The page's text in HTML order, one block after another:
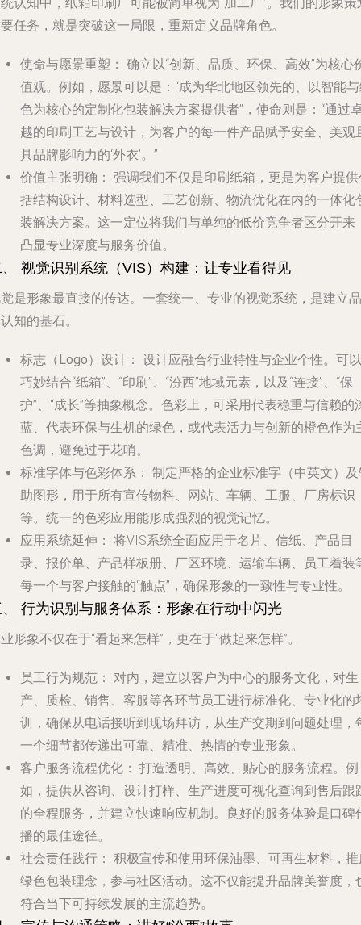
任务，就是突破这一局限，重新定义品牌角色。
使命与愿景重塑： 确立以“创新、品质、环保、高效”为核心
值观。例如，愿景可以是：“成为华北地区领先的、以智能
色为核心的定制化包装解决方案提供者”，使命则是：“通过
越的印刷工艺与设计，为客户的每一件产品赋予安全、美观
具品牌影响力的‘外衣’。”
价值主张明确： 强调我们不仅是印刷纸箱，更是为客户提
括结构设计、材料选型、工艺创新、物流优化在内的一体化
装解决方案。这一定位将我们与单纯的低价竞争者区分开来
凸显专业深度与服务价值。
视觉识别系统（VIS）构建：让专业看得见
是形象最直接的传达。一套统一、专业的视觉系统，是建立品
知的基石。
标志（Logo）设计： 设计应融合行业特性与企业个性。可以
巧妙结合“纸箱”、“印刷”、“汾西”地域元素，以及“连接”、“保
护”、“成长”等抽象概念。色彩上，可采用代表稳重与信赖的
蓝、代表环保与生机的绿色，或代表活力与创新的橙色作为
色调，避免过于花哨。
标准字体与色彩体系： 制定严格的企业标准字（中英文）
助图形，用于所有宣传物料、网站、车辆、工服、厂房标识
等。统一的色彩应用能形成强烈的视觉记忆。
应用系统延伸： 将VIS系统全面应用于名片、信纸、产品目
录、报价单、产品样板册、厂区环境、运输车辆、员工着装
每一个与客户接触的“触点”，确保形象的一致性与专业性。
行为识别与服务体系：形象在行动中闪光
形象不仅在于“看起来怎样”，更在于“做起来怎样”。
员工行为规范： 对内，建立以客户为中心的服务文化，对生
产、质检、销售、客服等各环节员工进行标准化、专业化的
训，确保从电话接听到现场拜访，从生产交期到问题处理，
一个细节都传递出可靠、精准、热情的专业形象。
客户服务流程优化： 打造透明、高效、贴心的服务流程。例
如，提供从咨询、设计打样、生产进度可视化查询到售后跟
的全程服务，并建立快速响应机制。良好的服务体验是口碑
播的最佳途径。
社会责任践行： 积极宣传和使用环保油墨、可再生材料，
绿色包装理念，参与社区活动。这不仅能提升品牌美誉度，
符合当下可持续发展的主流趋势。